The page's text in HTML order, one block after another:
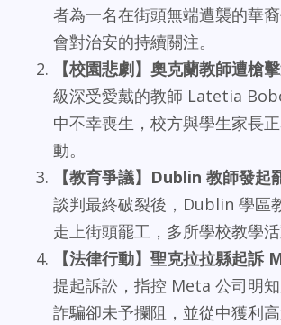
者為一名在街頭無端遭襲的華
會對治安的持續關注。
【校園悲劇】奧克蘭教師遭槍
級深受愛戴的教師 Latetia
中不幸喪生，校方與學生家長
動。
【教育爭議】Dublin 教師發起
談判最終破裂後，Dublin 學區
走上街頭罷工，多所學校教學活
【法律行動】聖克拉拉縣起訴
提起訴訟，指控 Meta 公司明
詐騙卻未予攔阻，並從中獲利